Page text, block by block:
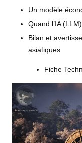
Un modèle
Quand l’IA
Bilan et
asiatiques
Fiche